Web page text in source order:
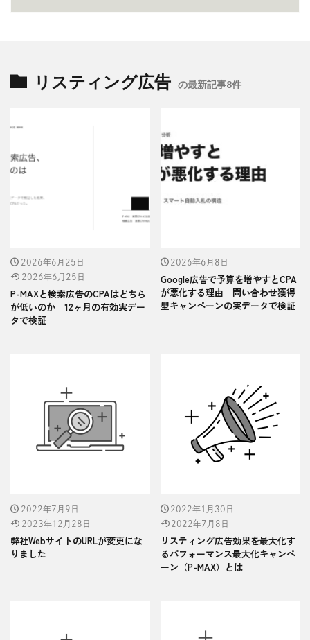
リスティング広告 の最新記事8件
2026年6月25日
2026年6月25日
P-MAXと検索広告のCPAはどちら
が低いのか｜12ヶ月の有効実デー
タで検証
2026年6月8日
Google広告で予算を増やすとCPA
が悪化する理由｜問い合わせ獲得
型キャンペーンの実データで検証
2022年7月9日
2023年12月28日
弊社WebサイトのURLが変更にな
りました
2022年1月30日
2022年7月8日
リスティング広告効果を最大化す
るパフォーマンス最大化キャンペ
ーン（P-MAX）とは